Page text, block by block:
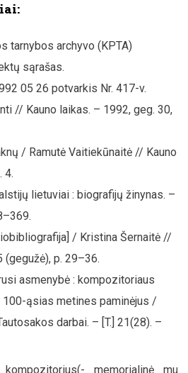
tarnybos archyvo (KPTA)
sąrašas.
05 26 potvarkis Nr. 417-v.
// Kauno laikas. – 1992, geg. 30,
/ Ramutė Vaitiekūnaitė // Kauno
4.
lietuviai : biografijų žinynas. –
/ Kristina Šernaitė //
(gegužė), p. 29–36.
asmenybė : kompozitoriaus
ąsias metines paminėjus /
darbai. – [T.] 21(28). –
kompozitorius(-
memorialinė